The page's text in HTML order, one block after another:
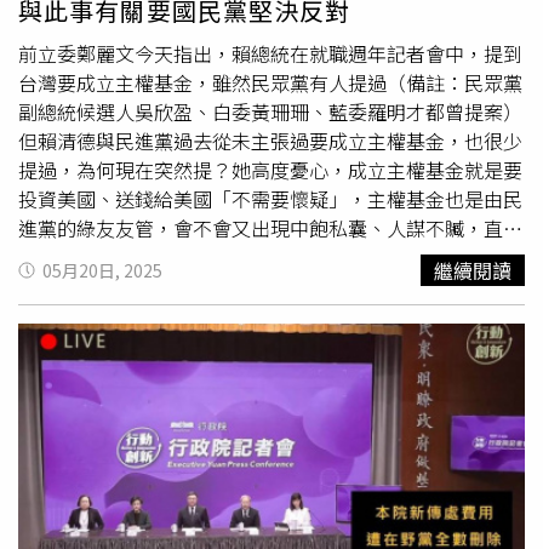
恐引發社會重大爭議。此外，謝寒冰在5日於《
卦》節目中指出，從政治盤勢來看，民進黨若被視為選情不
利，則局面愈混亂愈可能出現轉機。他認為，在此時釋放柯
文哲，是「非常合理」的決定，因為柯的聲勢回升，將對藍
白整合產生變數，而藍白談不攏對民進黨反而有利。謝寒冰
分析，柯文哲被釋放後，民眾黨內部勢必出現變化。先前黨
內一面倒支持現任黨主席黃國昌，是因為柯被收押無法發
聲。如今柯出獄，過往被壓制的不同聲音將再度集中至他身
上。他也提醒，雖然柯已交保，但因受限住居並不得接受媒
體訪問，若他貿然發言，恐成為北檢再次聲請羈押的理由。
他警告：「民進黨可能會放任他說話一陣子，再在關鍵時刻
出手，理由就更充足。」節目主持人馬千惠則表示，柯文哲
出獄後依然具備「渲染力」，可點燃不少支持者的希望。謝
寒冰回應指出，情勢將更加複雜，對民進黨雖不全然有利，
但若想翻轉敗局，「越亂越好、越亂越有機會」，因此釋放
柯文哲是經過多重考量後的戰略安排。
與此事有關要國民黨堅決反對
前立委鄭麗文今天指出，賴總統在就職週年記者會中，提到
台灣要成立主權基金，雖然民眾黨有人提過（備註：民眾黨
副總統候選人吳欣盈、白委黃珊珊、藍委羅明才都曾提案）
但賴清德與民進黨過去從未主張過要成立主權基金，也很少
提過，為何現在突然提？她高度憂心，成立主權基金就是要
投資美國、送錢給美國「不需要懷疑」，主權基金也是由民
進黨的綠友友管，會不會又出現中飽私囊、人謀不贓，直接
將「布袋剪個大洞漏錢」，在野黨必須堅定拒絕，萬萬不可
讓民進黨成立。鄭麗文說，俄羅斯、卡達、沙烏地阿拉伯都
有國家主權基金，但是這些國家多屬能源輸出國，有大量石
油天然氣可以出售，換來美金，但又不能像台灣全部拿回國
內，所以部份挪出主權基金，直接在海外投資。但反觀台
灣，台商賺到的每一分錢都已經將美金換成新台幣，進入中
央銀行，成為台幣的貨幣準備，一旦動用，就可能動搖國
本。那麼主權基金的財源究竟哪裡來？鄭麗文表示，央行說
的簡單，要不是財政部舉債，要不就是財政部編預算，如此
一來，民進黨政府又要從國庫中搬走一大筆錢，否則就要債
05月20日, 2025 繼續閱讀